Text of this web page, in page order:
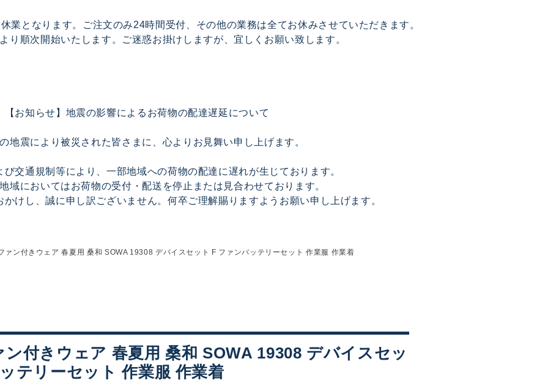
業となります。ご注文のみ24時間受付、その他の業務は全てお休みさせていただきます。
り順次開始いたします。ご迷惑お掛けしますが、宜しくお願い致します。
【お知らせ】地震の影響によるお荷物の配達遅延について
地震により被災された皆さまに、心よりお見舞い申し上げます。
び交通規制等により、一部地域への荷物の配達に遅れが生じております。
域においてはお荷物の受付・配送を停止または見合わせております。
けし、誠に申し訳ございません。何卒ご理解賜りますようお願い申し上げます。
ァン付きウェア 春夏用 桑和 SOWA 19308 デバイスセット F ファンバッテリーセット 作業服 作業着
ン付きウェア 春夏用 桑和 SOWA 19308 デバイスセッ
テリーセット 作業服 作業着